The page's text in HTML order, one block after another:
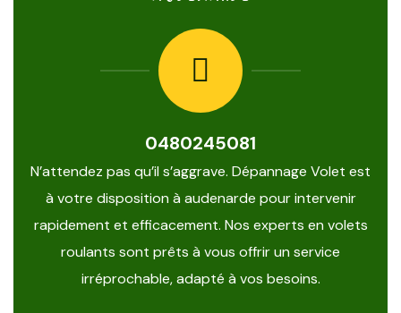
0480245081
N’attendez pas qu’il s’aggrave. Dépannage Volet est
à votre disposition à audenarde pour intervenir
rapidement et efficacement. Nos experts en volets
roulants sont prêts à vous offrir un service
irréprochable, adapté à vos besoins.